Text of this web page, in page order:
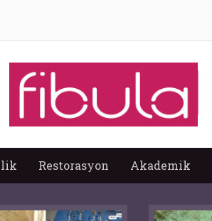
Restorasyon Akademik